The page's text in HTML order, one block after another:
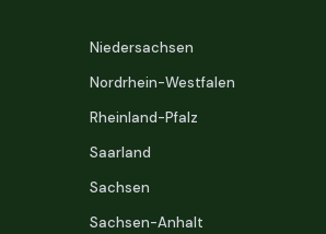
Niedersachsen
Nordrhein-Westfalen
Rheinland-Pfalz
Saarland
Sachsen
Sachsen-Anhalt